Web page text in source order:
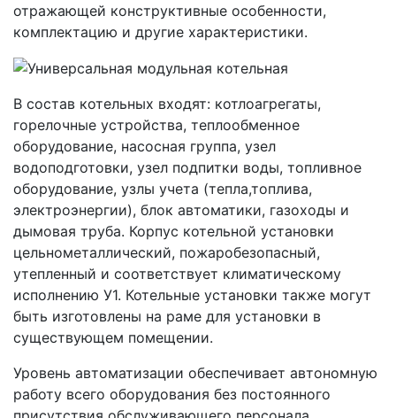
отражающей конструктивные особенности,
комплектацию и другие характеристики.
В состав котельных входят: котлоагрегаты,
горелочные устройства, теплообменное
оборудование, насосная группа, узел
водоподготовки, узел подпитки воды, топливное
оборудование, узлы учета (тепла,топлива,
электроэнергии), блок автоматики, газоходы и
дымовая труба. Корпус котельной установки
цельнометаллический, пожаробезопасный,
утепленный и соответствует климатическому
исполнению У1. Котельные установки также могут
быть изготовлены на раме для установки в
существующем помещении.
Уровень автоматизации обеспечивает автономную
работу всего оборудования без постоянного